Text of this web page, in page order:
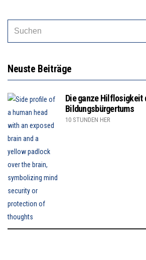
Neuste Beiträge
Die ganze Hilflosigkeit
Bildungsbürgertums
10 STUNDEN HER